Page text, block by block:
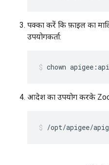
पक्का करें कि फ़ाइल का
उपयोगकर्ता:
chown
आदेश का उपयोग करके
/opt/apigee/